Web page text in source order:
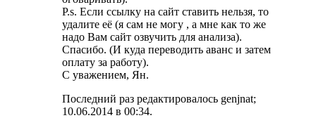
P.s. Если ссылку на сайт ставить нельзя, то
удалите её (я сам не могу , а мне как то же
надо Вам сайт озвучить для анализа).
Спасибо. (И куда переводить аванс и затем
оплату за работу).
С уважением, Ян.
Последний раз редактировалось genjnat;
10.06.2014 в 00:34.